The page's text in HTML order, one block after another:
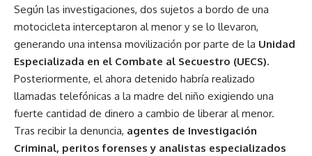
Según las investigaciones, dos sujetos a bordo de una
motocicleta interceptaron al menor y se lo llevaron,
generando una intensa movilización por parte de la Unidad
Especializada en el Combate al Secuestro (UECS).
Posteriormente, el ahora detenido habría realizado
llamadas telefónicas a la madre del niño exigiendo una
fuerte cantidad de dinero a cambio de liberar al menor.
Tras recibir la denuncia, agentes de Investigación
Criminal, peritos forenses y analistas especializados